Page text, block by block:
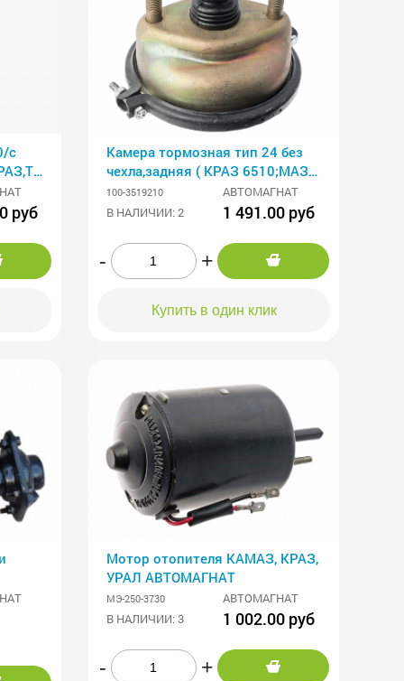
с
руб
Камера тормозная тип 24 без
чехла,задняя ( КРАЗ 6510;МАЗ
64229;54323;93892(конте
100-3519210
АВТОМАГНАТ
В НАЛИЧИИ: 2
1 491.00 руб
- +
Купить в один клик
Мотор отопителя КАМАЗ, КРАЗ,
УРАЛ АВТОМАГНАТ
МЭ-250-3730
АВТОМАГНАТ
В НАЛИЧИИ: 3
1 002.00 руб
- +